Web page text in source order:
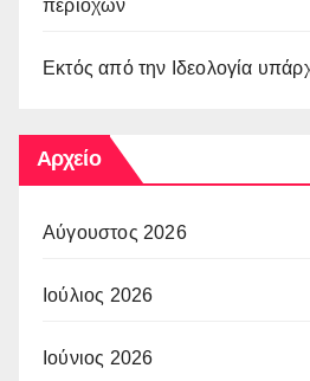
περιοχών
Εκτός από την Ιδεολογία
Αρχείο
Αύγουστος 2026
Ιούλιος 2026
Ιούνιος 2026